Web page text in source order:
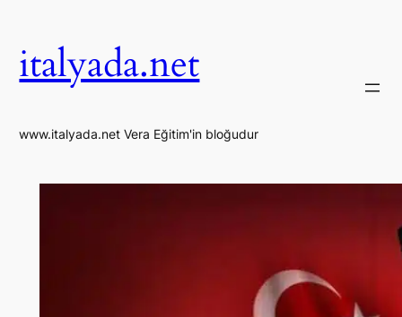
italyada.net
www.italyada.net Vera Eğitim'in bloğudur